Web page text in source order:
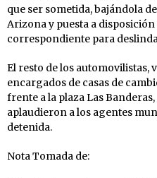
que ser sometida, bajándola
Arizona y puesta a
correspondiente para
El resto de los automovilistas,
encargados de casas de
frente a la plaza Las
aplaudieron a los agentes
detenida.
Nota Tomada de: